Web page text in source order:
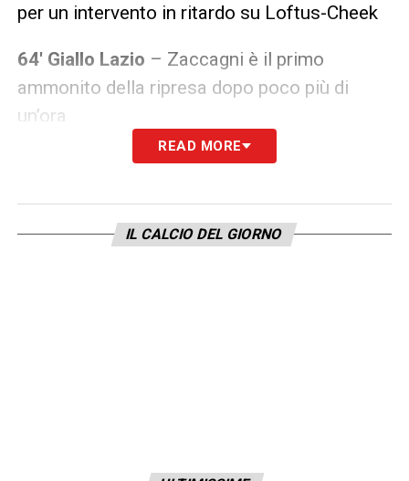
per un intervento in ritardo su Loftus-Cheek
64′ Giallo Lazio – Zaccagni è il primo
ammonito della ripresa dopo poco più di
un’ora
85′ Giallo Lazio– Ammonito per proteste
91′ Giallo Milan– Zaccagni butta giù Lukaku
READ MORE
IL CALCIO DEL GIORNO